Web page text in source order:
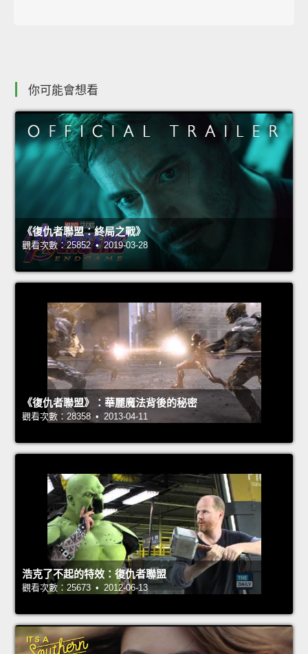
你可能會想看
《復仇者聯盟：終局之戰》
觀看次數：25852 • 2019-03-28
《復仇者聯盟》：華麗魔法背後的秘密
觀看次數：28358 • 2013-04-11
浩克了不起的特效：復仇者聯盟
觀看次數：25673 • 2012-06-13